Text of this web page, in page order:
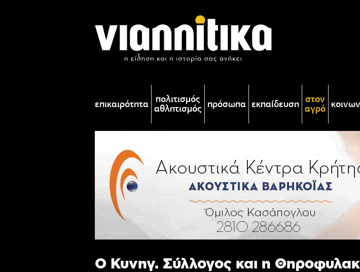
επικαιρότητα πολιτισμός
αθλητισμός πρόσωπα εκπαίδευση στον
αγρό
Ο Κυνηγ. Σύλλογος και η